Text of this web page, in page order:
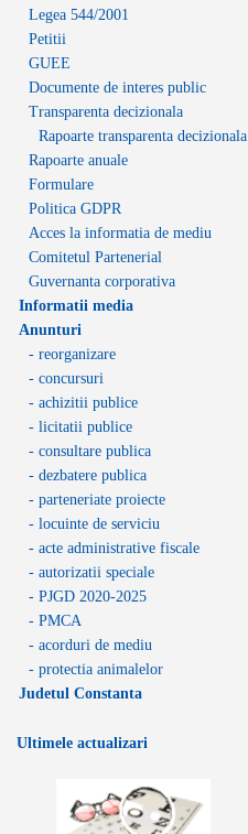
Legea 544/2001
Petitii
GUEE
Documente de interes public
Transparenta decizionala
Rapoarte transparenta decizionala
Rapoarte anuale
Formulare
Politica GDPR
Acces la informatia de mediu
Comitetul Partenerial
Guvernanta corporativa
Informatii media
Anunturi
- reorganizare
- concursuri
- achizitii publice
- licitatii publice
- consultare publica
- dezbatere publica
- parteneriate proiecte
- locuinte de serviciu
- acte administrative fiscale
- autorizatii speciale
- PJGD 2020-2025
- PMCA
- acorduri de mediu
- protectia animalelor
Judetul Constanta
Ultimele actualizari